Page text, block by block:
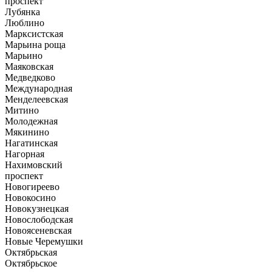
Лубянка
Люблино
Марксистская
Марьина роща
Марьино
Маяковская
Медведково
Международная
Менделеевская
Митино
Молодежная
Мякинино
Нагатинская
Нагорная
Нахимовский
проспект
Новогиреево
Новокосино
Новокузнецкая
Новослободская
Новоясеневская
Новые Черемушки
Октябрьская
Октябрьское